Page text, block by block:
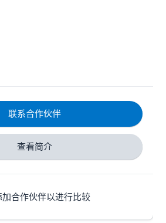
，总部位于美国西雅图，在纽
巴黎、上海、深圳设有办公室。已
亚洲的110+世界500强企业，
最大化。
零售、3C电子、服装饰品、家居用
华、MARS、雀巢、卡夫亨氏、亿
三星、可口可乐、科沃斯、海信、
名品牌和世界500强企业。
数据，助力品牌卖家实现电商广告
的用户决策，引领品牌出海新风
联系合作伙伴
查看简介
加合作伙伴以进行比较